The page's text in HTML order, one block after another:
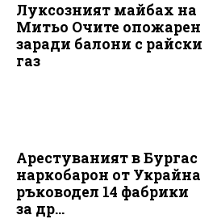
Луксозният майбах на
Митьо Очите опожарен
заради балони с райски
газ
Арестуваният в Бургас
наркобарон от Украйна
ръководел 14 фабрики
за др...